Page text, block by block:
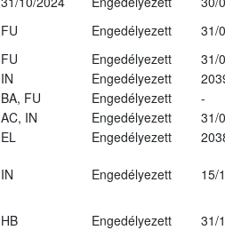
FU Engedélyezett
31/
FU Engedélyezett
31/
IN Engedélyezett
BA, FU Engedélyezett
-
AC, IN Engedélyezett
31/
EL Engedélyezett
IN Engedélyezett 15/
HB Engedélyezett
31/